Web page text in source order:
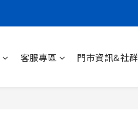
客服專區 門市資訊&社群